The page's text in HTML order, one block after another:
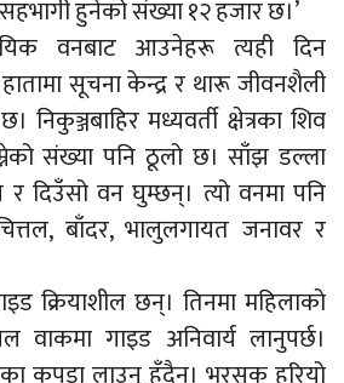
हुनेको संख्या १२ हजार छ।’
वनबाट आउनेहरू त्यही दिन
सूचना केन्द्र र थारू जीवनशैली
मध्यवर्ती क्षेत्रका शिव
संख्या पनि ठूलो छ। साँझ डल्ला
र दिउँसो वन घुम्छन्। त्यो वनमा पनि
बाँदर, भालुलगायत जनावर र
क्रियाशील छन्। तिनमा महिलाको
गाइड अनिवार्य लानुपर्छ।